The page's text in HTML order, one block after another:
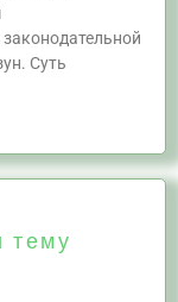
Суть
тему